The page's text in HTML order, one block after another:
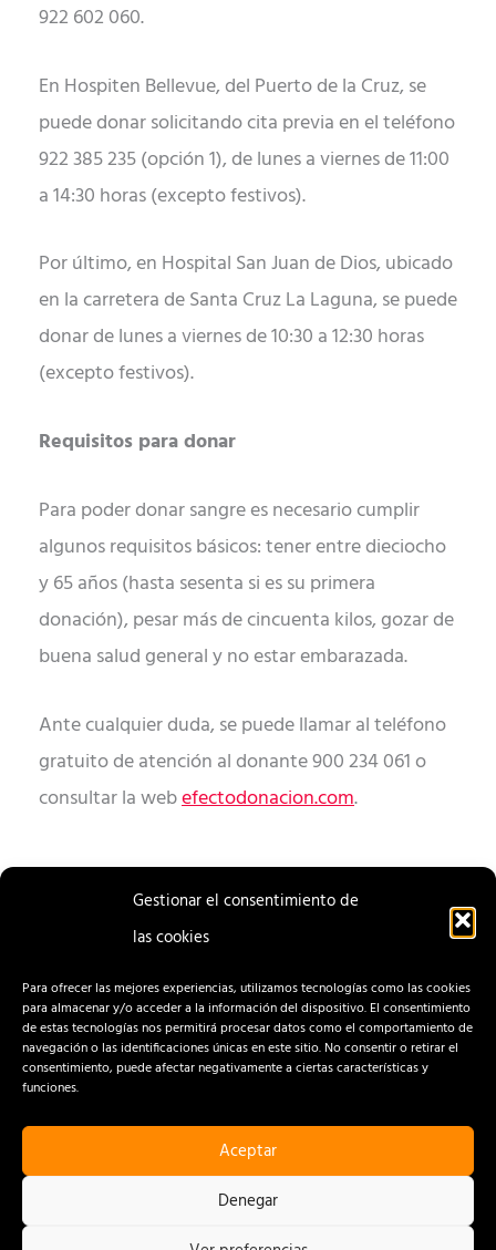
Gestionar el consentimiento de
las cookies
Para ofrecer las mejores experiencias, utilizamos tecnologías como las cookies
para almacenar y/o acceder a la información del dispositivo. El consentimiento
de estas tecnologías nos permitirá procesar datos como el comportamiento de
navegación o las identificaciones únicas en este sitio. No consentir o retirar el
consentimiento, puede afectar negativamente a ciertas características y
funciones.
Aceptar
Denegar
922 602 060.
En Hospiten Bellevue, del Puerto de la Cruz, se
puede donar solicitando cita previa en el teléfono
922 385 235 (opción 1), delunesaviernesde 11:00
a 14:30 horas (excepto festivos).
Por último, en Hospital San Juan de Dios, ubicado
en la carretera de Santa Cruz La Laguna, se puede
donar delunesaviernesde 10:30 a 12:30 horas
(excepto festivos).
Requisitos para donar
Para poder donar sangre es necesario cumplir
algunos requisitos básicos: tener entre dieciocho
y 65 años (hasta sesenta si es su primera
donación), pesar más de cincuenta kilos, gozar de
buena salud general y no estar embarazada.
Ante cualquier duda, se puede llamar al teléfono
gratuito de atención al donante 900 234 061 o
consultar la webefectodonacion.com.
ENTRADA
CONTACTO
AVISO LEGAL